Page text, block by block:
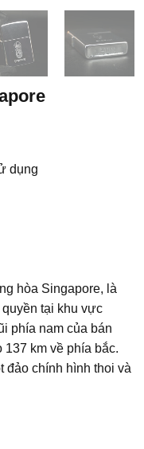
dụng
hòa Singapore, là
tại khu vực
phía nam của bán
km về phía bắc.
đảo chính hình thoi và